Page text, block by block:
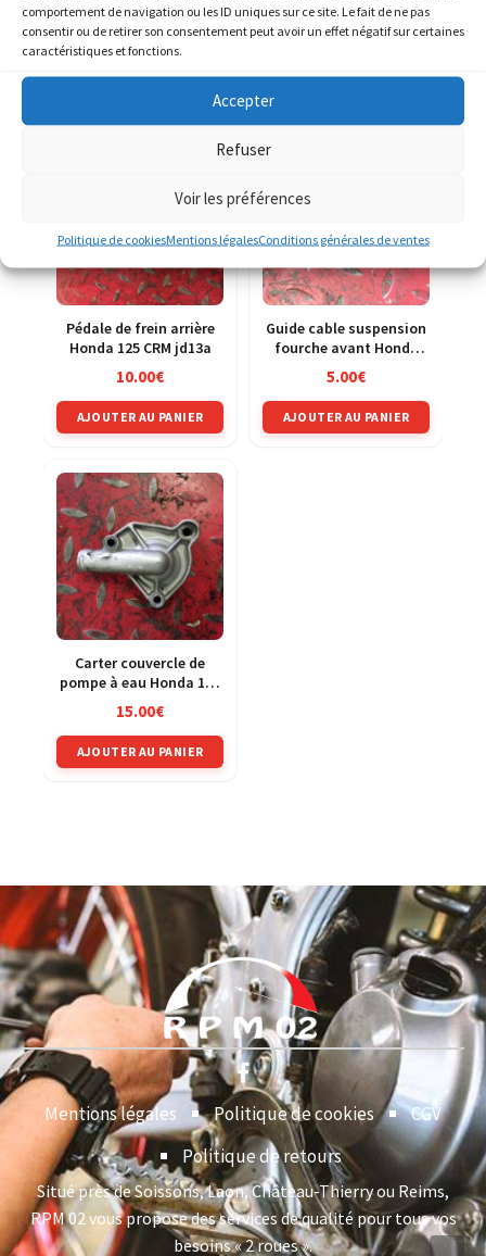
comportement de navigation ou les ID uniques sur ce site. Le fait de ne pas
consentir ou de retirer son consentement peut avoir un effet négatif sur certaines
caractéristiques et fonctions.
Accepter
Refuser
Voir les préférences
Politique de cookiesMentions légalesConditions générales de ventes
PRODUITS SIMILAIRES
Pédale de frein arrière
Honda 125 CRM jd13a
10.00€
AJOUTER AU PANIER
Guide cable suspension
fourche avant Honda
125 CRM jd13a
5.00€
AJOUTER AU PANIER
Carter couvercle de
pompe à eau Honda 125
CRM jd13a
15.00€
AJOUTER AU PANIER
Mentions légales Politique de cookies
CGV
Politique de retours
Situé près de Soissons, Laon, Château-Thierry ou Reims,
RPM 02 vous propose des services de qualité pour tous vos
besoins « 2 roues ».